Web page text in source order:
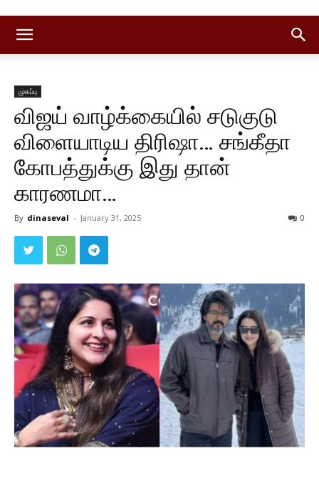
முகப்பு
விஜய் வாழ்க்கையில் சடுகுடு
விளையாடிய திரிஷா… சங்கீதா
கோபத்துக்கு இது தான்
காரணமா…
By dinaseval - January 31, 2025 0